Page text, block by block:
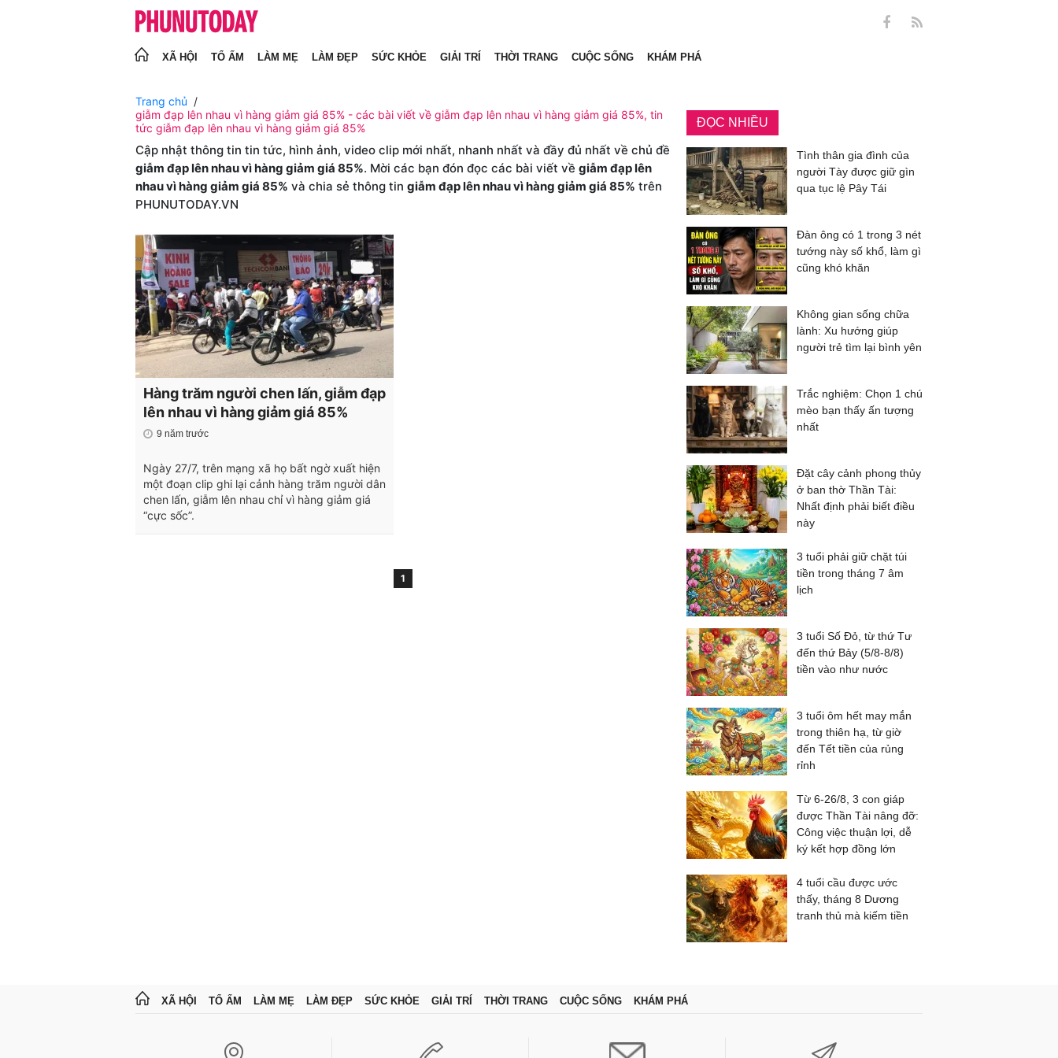
XÃ HỘI TỔ ẤM LÀM MẸ LÀM ĐẸP SỨC KHỎE GIẢI TRÍ THỜI TRANG CUỘC SỐNG KHÁM PHÁ
Trang chủ
giẫm đạp lên nhau vì hàng giảm giá 85% - các bài viết về giẫm đạp lên nhau vì hàng giảm giá 85%, tin
tức giẫm đạp lên nhau vì hàng giảm giá 85%
Cập nhật thông tin tin tức, hình ảnh, video clip mới nhất, nhanh nhất và đầy đủ nhất về chủ đề
giẫm đạp lên nhau vì hàng giảm giá 85%. Mời các bạn đón đọc các bài viết về giẫm đạp lên
nhau vì hàng giảm giá 85% và chia sẻ thông tin giẫm đạp lên nhau vì hàng giảm giá 85% trên
PHUNUTODAY.VN
Hàng trăm người chen lấn, giẫm đạp
lên nhau vì hàng giảm giá 85%
9 năm trước
Ngày 27/7, trên mạng xã họ bất ngờ xuất hiện
một đoạn clip ghi lại cảnh hàng trăm người dân
chen lấn, giẫm lên nhau chỉ vì hàng giảm giá
“cực sốc”.
1
ĐỌC NHIỀU
Tình thân gia đình của
người Tày được giữ gìn
qua tục lệ Pây Tái
Đàn ông có 1 trong 3 nét
tướng này số khổ, làm gì
cũng khó khăn
Không gian sống chữa
lành: Xu hướng giúp
người trẻ tìm lại bình yên
Trắc nghiệm: Chọn 1 chú
mèo bạn thấy ấn tượng
nhất
Đặt cây cảnh phong thủy
ở ban thờ Thần Tài:
Nhất định phải biết điều
này
3 tuổi phải giữ chặt túi
tiền trong tháng 7 âm
lịch
3 tuổi Số Đỏ, từ thứ Tư
đến thứ Bảy (5/8-8/8)
tiền vào như nước
3 tuổi ôm hết may mắn
trong thiên hạ, từ giờ
đến Tết tiền của rủng
rỉnh
Từ 6-26/8, 3 con giáp
được Thần Tài nâng đỡ:
Công việc thuận lợi, dễ
ký kết hợp đồng lớn
4 tuổi cầu được ước
thấy, tháng 8 Dương
tranh thủ mà kiếm tiền
XÃ HỘI TỔ ẤM LÀM MẸ LÀM ĐẸP SỨC KHỎE GIẢI TRÍ THỜI TRANG CUỘC SỐNG KHÁM PHÁ